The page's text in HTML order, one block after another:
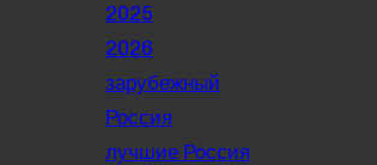
2025
2026
зарубежный
Россия
лучшие Россия